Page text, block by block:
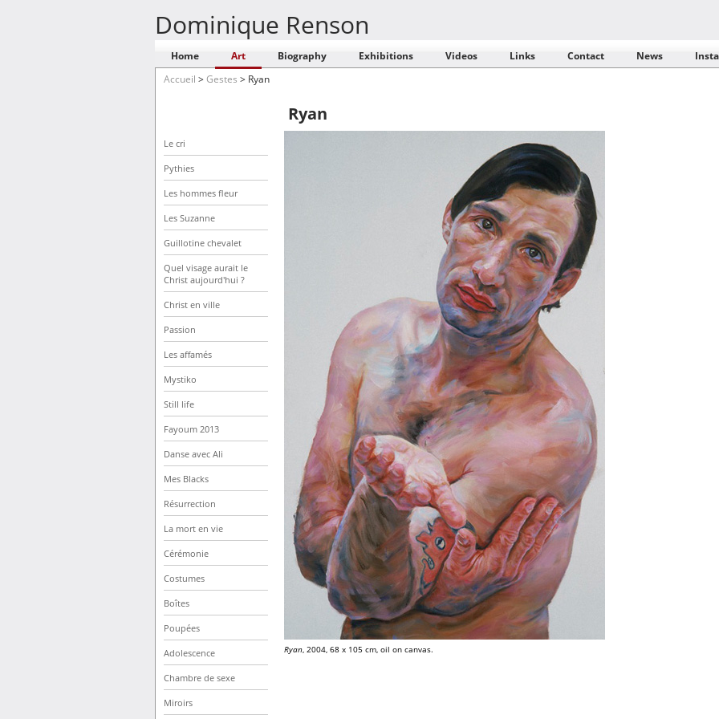
Dominique Renson
Home Art Biography Exhibitions Videos Links Contact News
Accueil >Gestes > Ryan
Ryan
Le cri
Pythies
Les hommes fleur
Les Suzanne
Guillotine chevalet
Quel visage aurait le
Christ aujourd'hui ?
Christ en ville
Passion
Les affamés
Mystiko
Still life
Fayoum 2013
Danse avec Ali
Mes Blacks
Résurrection
La mort en vie
Cérémonie
Costumes
Boîtes
Poupées
Adolescence
Chambre de sexe
Miroirs
Ryan, 2004, 68 x 105 cm, oil on canvas.